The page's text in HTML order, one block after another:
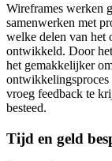
Wireframes werken
samenwerken met
welke delen van het
ontwikkeld. Door
het gemakkelijker
vroeg feedback te
besteed.
Tijd en geld